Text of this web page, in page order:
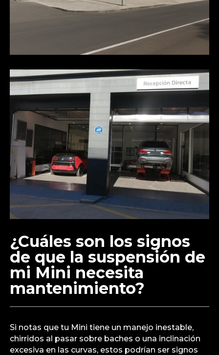
¿Cuáles son los signos
de que la suspensión de
mi Mini necesita
mantenimiento?
Si notas que tu Mini tiene un manejo inestable,
chirridos al pasar sobre baches o una inclinación
excesiva en las curvas, estos podrían ser signos